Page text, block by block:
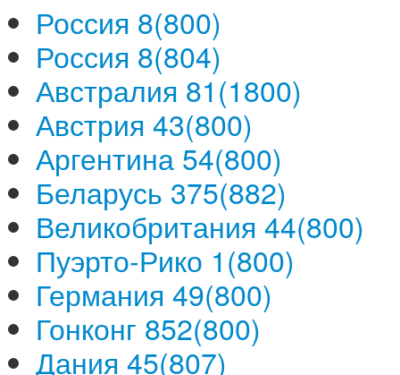
Россия 8(800)
Россия 8(804)
Австралия 81(1800)
Австрия 43(800)
Аргентина 54(800)
Беларусь 375(882)
Великобритания 44(800)
Пуэрто-Рико 1(800)
Германия 49(800)
Гонконг 852(800)
Дания 45(807)